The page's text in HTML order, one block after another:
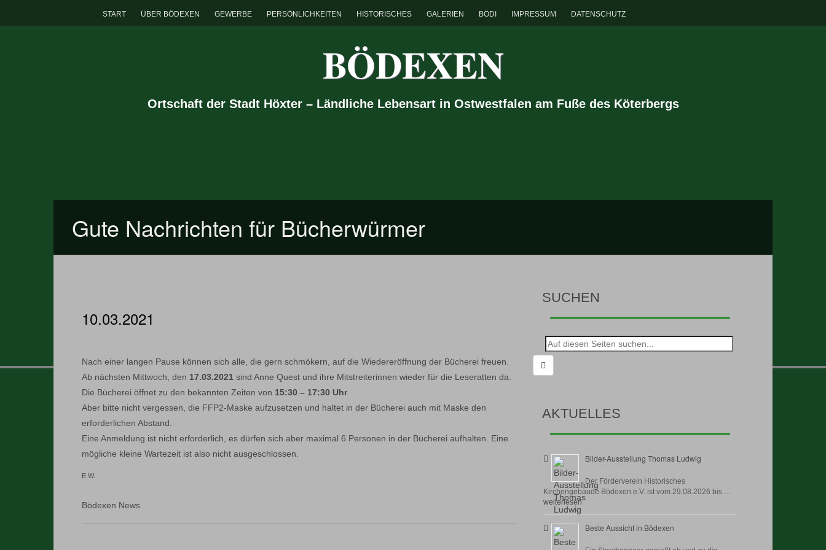
START ÜBER BÖDEXEN GEWERBE PERSÖNLICHKEITEN HISTORISCHES GALERIEN BÖDI IMPRESSUM DATENSCHUTZ
BÖDEXEN
Ortschaft der Stadt Höxter – Ländliche Lebensart in Ostwestfalen am Fuße des Köterbergs
Gute Nachrichten für Bücherwürmer
10.03.2021
Nach einer langen Pause können sich alle, die gern schmökern, auf die Wiedereröffnung der Bücherei freuen.
Ab nächsten Mittwoch, den 17.03.2021 sind Anne Quest und ihre Mitstreiterinnen wieder für die Leseratten da.
Die Bücherei öffnet zu den bekannten Zeiten von 15:30 – 17:30 Uhr.
Aber bitte nicht vergessen, die FFP2-Maske aufzusetzen und haltet in der Bücherei auch mit Maske den
erforderlichen Abstand.
Eine Anmeldung ist nicht erforderlich, es dürfen sich aber maximal 6 Personen in der Bücherei aufhalten. Eine
mögliche kleine Wartezeit ist also nicht ausgeschlossen.
E.W.
Bödexen News
SUCHEN
Suche
nach:
AKTUELLES
Bilder-Ausstellung Thomas Ludwig
Der Förderverein Historisches
Kirchengebäude Bödexen e.V. ist vom 29.08.2026 bis …
weiterlesen
Beste Aussicht in Bödexen